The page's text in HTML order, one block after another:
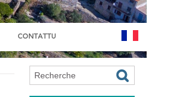
CONTATTU